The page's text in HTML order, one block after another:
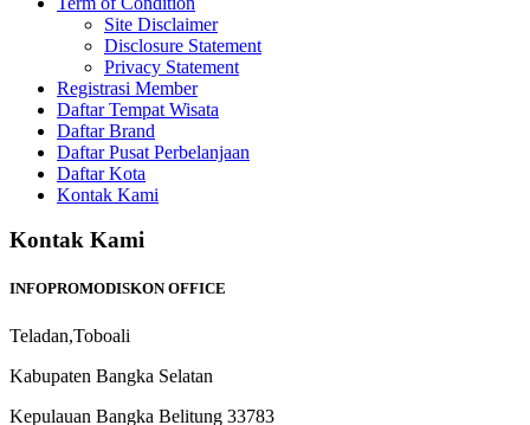
Site Disclaimer
Disclosure Statement
Privacy Statement
Registrasi Member
Daftar Tempat Wisata
Daftar Brand
Daftar Pusat Perbelanjaan
Daftar Kota
Kontak Kami
Kontak Kami
INFOPROMODISKON OFFICE
Teladan,Toboali
Kabupaten Bangka Selatan
Kepulauan Bangka Belitung 33783